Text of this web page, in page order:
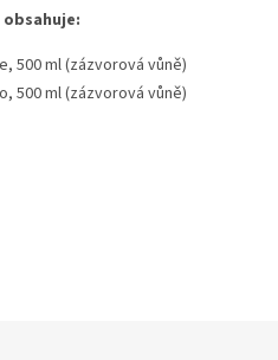
500 ml (zázvorová vůně)
500 ml (zázvorová vůně)